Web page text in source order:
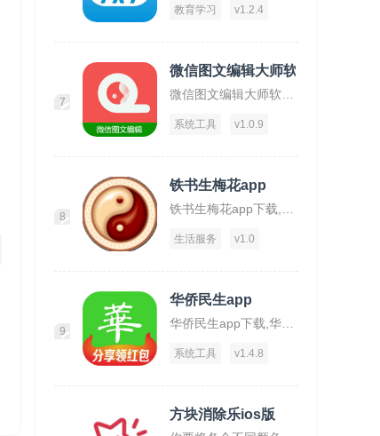
教育学习 v1.2.4
7
微信图文编辑大师软件
系统工具 v1.0.9
8
铁书生梅花app
生活服务 v1.0
9
华侨民生app
系统工具 v1.4.8
方块消除乐ios版